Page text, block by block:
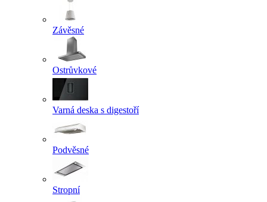
Závěsné
Ostrůvkové
Varná deska s digestoří
Podvěsné
Stropní